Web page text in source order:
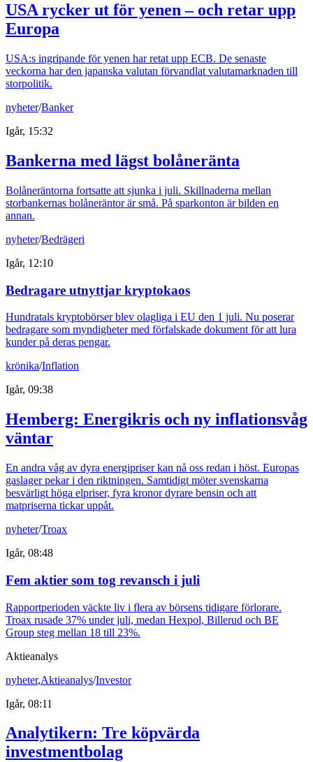
USA rycker ut för yenen – och retar upp
Europa
USA:s ingripande för yenen har retat upp ECB. De senaste
veckorna har den japanska valutan förvandlat valutamarknaden till
storpolitik.
nyheter/Banker
Igår, 15:32
Bankerna med lägst bolåneränta
Bolåneräntorna fortsatte att sjunka i juli. Skillnaderna mellan
storbankernas bolåneräntor är små. På sparkonton är bilden en
annan.
nyheter/Bedrägeri
Igår, 12:10
Bedragare utnyttjar kryptokaos
Hundratals kryptobörser blev olagliga i EU den 1 juli. Nu poserar
bedragare som myndigheter med förfalskade dokument för att lura
kunder på deras pengar.
krönika/Inflation
Igår, 09:38
Hemberg: Energikris och ny inflationsvåg
väntar
En andra våg av dyra energipriser kan nå oss redan i höst. Europas
gaslager pekar i den riktningen. Samtidigt möter svenskarna
besvärligt höga elpriser, fyra kronor dyrare bensin och att
matpriserna tickar uppåt.
nyheter/Troax
Igår, 08:48
Fem aktier som tog revansch i juli
Rapportperioden väckte liv i flera av börsens tidigare förlorare.
Troax rusade 37% under juli, medan Hexpol, Billerud och BE
Group steg mellan 18 till 23%.
Aktieanalys
nyheter,Aktieanalys/Investor
Igår, 08:11
Analytikern: Tre köpvärda
investmentbolag